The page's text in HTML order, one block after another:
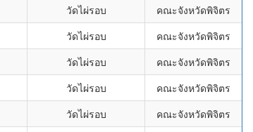
วัดไผ่รอบ
คณะจังหวัดพิจิตร
วัดไผ่รอบ
คณะจังหวัดพิจิตร
วัดไผ่รอบ
คณะจังหวัดพิจิตร
วัดไผ่รอบ
คณะจังหวัดพิจิตร
วัดไผ่รอบ
คณะจังหวัดพิจิตร